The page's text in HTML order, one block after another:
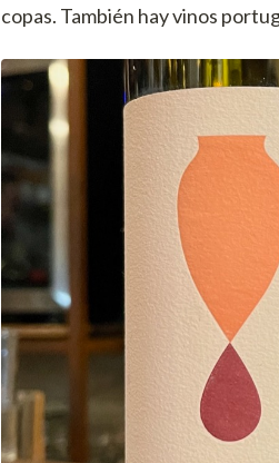
copas. También hay vinos